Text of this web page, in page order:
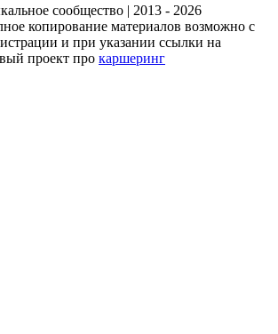
сообщество | 2013 - 2026
копирование материалов возможно с
и при указании ссылки на
проект про каршеринг